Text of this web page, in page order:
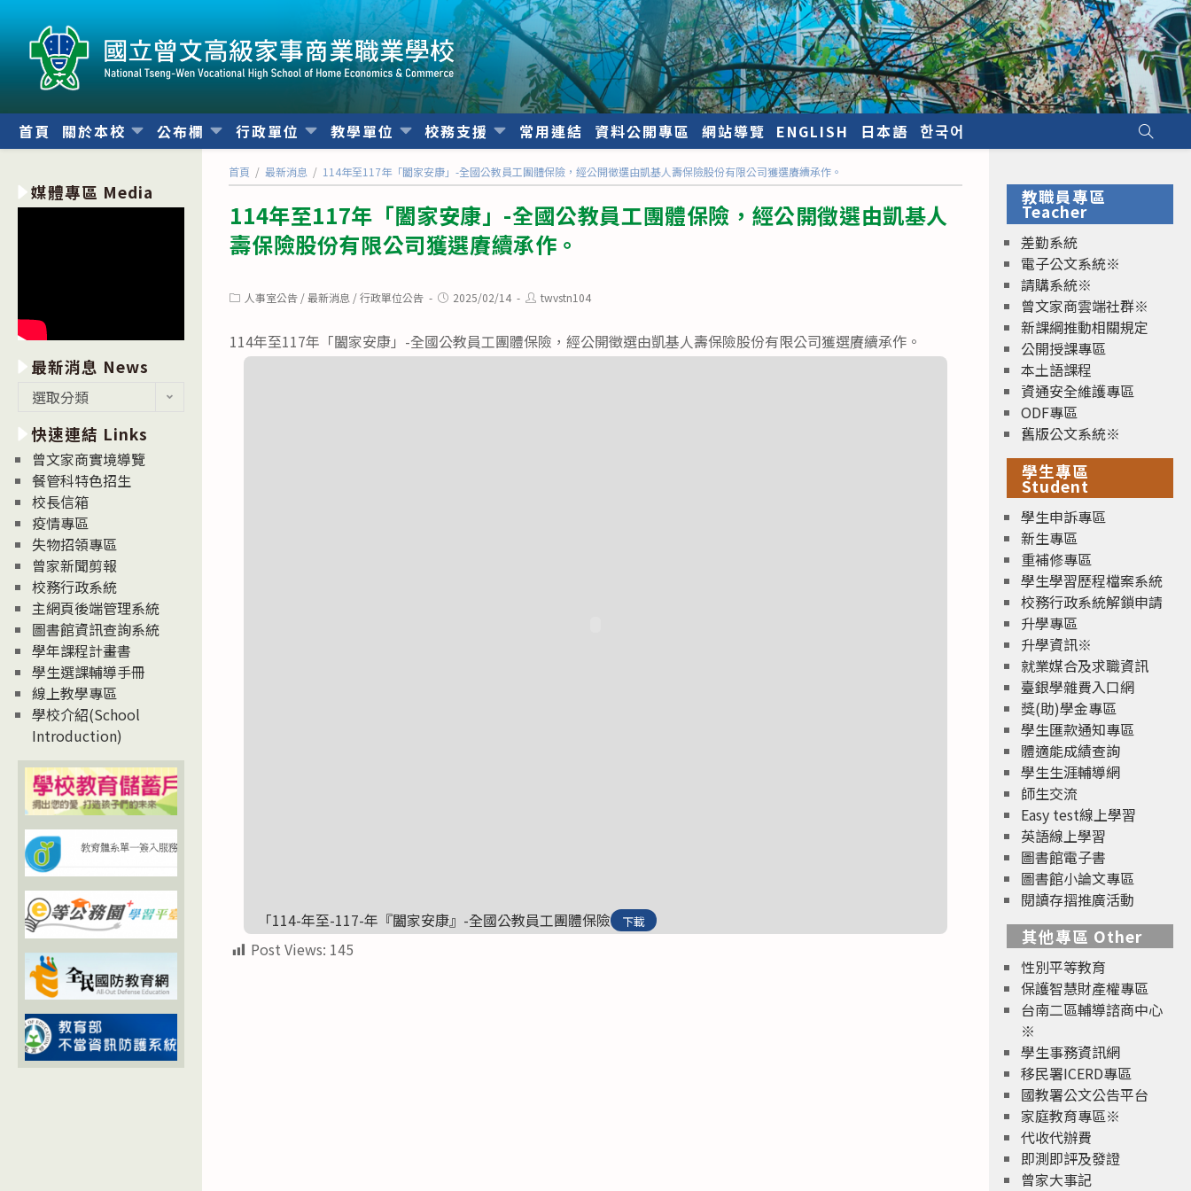
內
首頁 關於本校 公布欄 行政單位 教學單位 校務支援 常用連結 資料公開專區 網站導覽 ENGLISH 日本語 한국어
首頁 / 最新消息 / 114年至117年「闔家安康」-全國公教員工團體保險，經公開徵選由凱基人壽保險股份有限公司獲選賡續承作。
114年至117年「闔家安康」-全國公教員工團體保險，經公開徵選由凱基人
壽保險股份有限公司獲選賡續承作。
Post人事室公告 / 最新消息 / 行政單位公告
Post2025/02/14
Posttwvstn104
114年至117年「闔家安康」-全國公教員工團體保險，經公開徵選由凱基人壽保險股份有限公司獲選賡續承作。
「114-年至-117-年『闔家安康』-全國公教員工團體保險 下載
Post Views: 145
媒體專區 Media
最新消息 News
消
息
News
選取分類
快速連結 Links
曾文家商實境導覽
餐管科特色招生
校長信箱
疫情專區
失物招領專區
曾家新聞剪報
校務行政系統
主網頁後端管理系統
圖書館資訊查詢系統
學年課程計畫書
學生選課輔導手冊
線上教學專區
學校介紹(School
Introduction)
教職員專區
Teacher
差勤系統
電子公文系統※
請購系統※
曾文家商雲端社群※
新課綱推動相關規定
公開授課專區
本土語課程
資通安全維護專區
ODF專區
舊版公文系統※
學生專區
Student
學生申訴專區
新生專區
重補修專區
學生學習歷程檔案系統
校務行政系統解鎖申請
升學專區
升學資訊※
就業媒合及求職資訊
臺銀學雜費入口網
獎(助)學金專區
學生匯款通知專區
體適能成績查詢
學生生涯輔導網
師生交流
Easy test線上學習
英語線上學習
圖書館電子書
圖書館小論文專區
閱讀存摺推廣活動
其他專區 Other
性別平等教育
保護智慧財產權專區
台南二區輔導諮商中心
※
學生事務資訊網
移民署ICERD專區
國教署公文公告平台
家庭教育專區※
代收代辦費
即測即評及發證
曾家大事記